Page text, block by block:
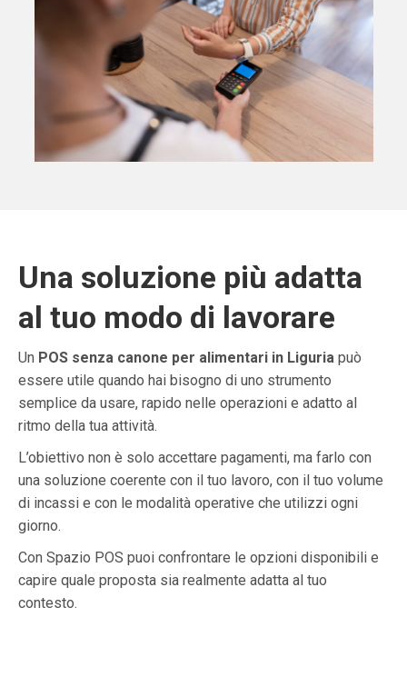
Una soluzione più adatta
al tuo modo di lavorare
Un POS senza canone per alimentari in Liguria può
essere utile quando hai bisogno di uno strumento
semplice da usare, rapido nelle operazioni e adatto al
ritmo della tua attività.
L’obiettivo non è solo accettare pagamenti, ma farlo con
una soluzione coerente con il tuo lavoro, con il tuo volume
di incassi e con le modalità operative che utilizzi ogni
giorno.
Con Spazio POS puoi confrontare le opzioni disponibili e
capire quale proposta sia realmente adatta al tuo
contesto.